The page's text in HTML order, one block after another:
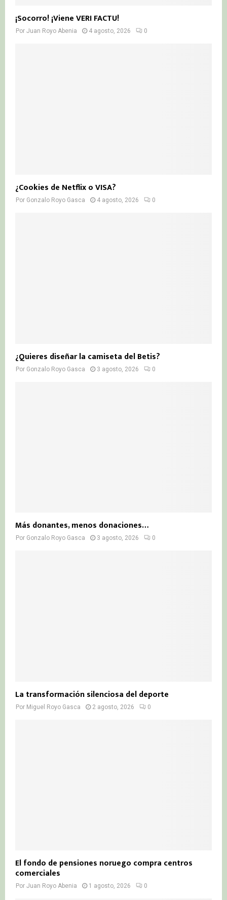
¡Socorro! ¡Viene VERI FACTU!
Por Juan Royo Abenia 4 agosto, 2026 0
¿Cookies de Netflix o VISA?
Por Gonzalo Royo Gasca 4 agosto, 2026 0
¿Quieres diseñar la camiseta del Betis?
Por Gonzalo Royo Gasca 3 agosto, 2026 0
Más donantes, menos donaciones…
Por Gonzalo Royo Gasca 3 agosto, 2026 0
La transformación silenciosa del deporte
Por Miguel Royo Gasca 2 agosto, 2026 0
El fondo de pensiones noruego compra centros
comerciales
Por Juan Royo Abenia 1 agosto, 2026 0